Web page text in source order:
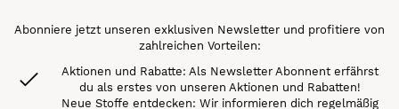
Abonniere jetzt unseren exklusiven Newsletter und profitiere von
zahlreichen Vorteilen:
Aktionen und Rabatte: Als Newsletter Abonnent erfährst
du als erstes von unseren Aktionen und Rabatten!
Neue Stoffe entdecken: Wir informieren dich regelmäßig